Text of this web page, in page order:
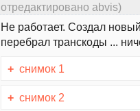
отредактировано abvis)
Не работает. Создал
перебрал транскоды ...
+ снимок 1
+ снимок 2